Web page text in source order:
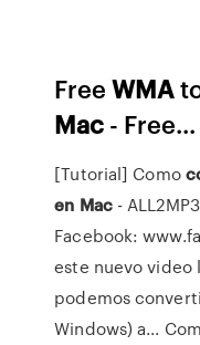
FreeWMA
Mac -
[Tutorial] Como
en Mac-
Facebook:
este nuevo video
podemos
Windows) a...